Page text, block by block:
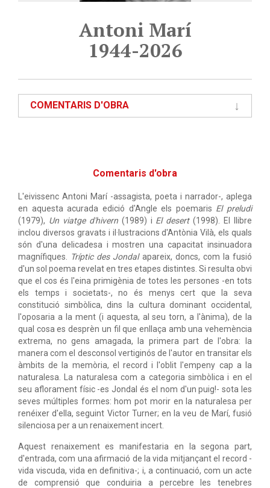
Antoni Marí
1944-2026
COMENTARIS D'OBRA
Comentaris d'obra
L'eivissenc Antoni Marí -assagista, poeta i narrador-, aplega
en aquesta acurada edició d'Angle els poemaris El preludi
(1979), Un viatge d'hivern(1989) i El desert(1998). El llibre
inclou diversos gravats i il·lustracions d'Antònia Vilà, els quals
són d'una delicadesa i mostren una capacitat insinuadora
magnífiques.
Tríptic des Jondalapareix, doncs, com la fusió
d'un sol poema revelat en tres etapes distintes. Si resulta obvi
que el cos és l'eina primigènia de totes les persones -en tots
els temps i societats-, no és menys cert que la seva
constitució simbòlica, dins la cultura dominant occidental,
l'oposaria a la ment (i aquesta, al seu torn, a l'ànima), de la
qual cosa es desprèn un fil que enllaça amb una vehemència
extrema, no gens amagada, la primera part de l'obra: la
manera com el desconsol vertiginós de l'autor en transitar els
àmbits de la memòria, el record i l'oblit l'empeny cap a la
naturalesa. La naturalesa com a categoria simbòlica i en el
seu aflorament físic -es Jondal és el nom d'un puig!- sota les
seves múltiples formes: hom pot morir en la naturalesa per
renéixer d'ella, seguint Victor Turner; en la veu de Marí, fusió
silenciosa per a un renaixement incert.
Aquest renaixement es manifestaria en la segona part,
d'entrada, com una afirmació de la vida mitjançant el record -
vida viscuda, vida en definitiva-; i, a continuació, com un acte
de comprensió que conduiria a percebre les tenebres